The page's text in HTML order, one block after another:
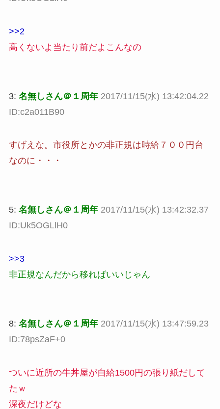
>>2
高くないよ当たり前だよこんなの
3: 名無しさん＠１周年 2017/11/15(水) 13:42:04.22
ID:c2a011B90
すげえな。市役所とかの非正規は時給７００円台
なのに・・・
5: 名無しさん＠１周年 2017/11/15(水) 13:42:32.37
ID:Uk5OGLlH0
>>3
非正規なんだから移ればいいじゃん
8: 名無しさん＠１周年 2017/11/15(水) 13:47:59.23
ID:78psZaF+0
ついに近所の牛丼屋が自給1500円の張り紙だして
たｗ
深夜だけどな